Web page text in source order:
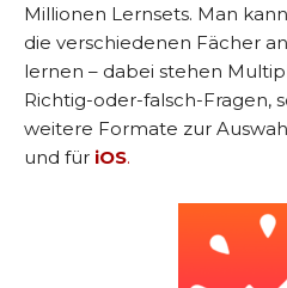
Millionen Lernsets. Man
die verschiedenen Fächer
lernen – dabei stehen
Richtig-oder-falsch-Fragen,
weitere Formate zur
und für iOS.